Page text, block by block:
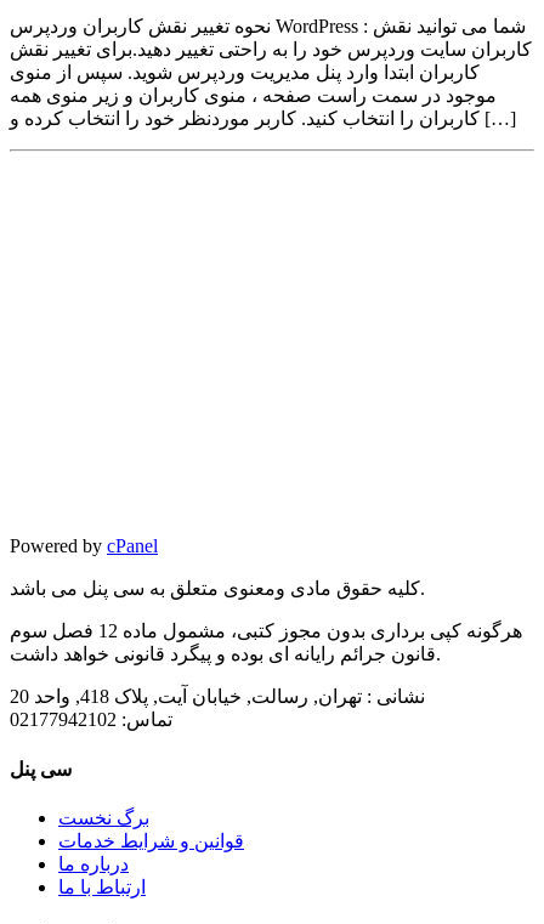
نحوه تغییر نقش کاربران وردپرس WordPress : شما می توانید نقش
کاربران سایت وردپرس خود را به راحتی تغییر دهید.برای تغییر نقش
کاربران ابتدا وارد پنل مدیریت وردپرس شوید. سپس از منوی
موجود در سمت راست صفحه ، منوی کاربران و زیر منوی همه
کاربران را انتخاب کنید. کاربر موردنظر خود را انتخاب کرده و […]
Powered by cPanel
کلیه حقوق مادی ومعنوی متعلق به سی پنل می باشد.
هرگونه کپی برداری بدون مجوز کتبی، مشمول ماده 12 فصل سوم
قانون جرائم رایانه ای بوده و پیگرد قانونی خواهد داشت.
نشانی : تهران, رسالت, خیابان آیت, پلاک 418, واحد 20
تماس:
سی پنل
برگ نخست
قوانین و شرایط خدمات
درباره ما
ارتباط با ما